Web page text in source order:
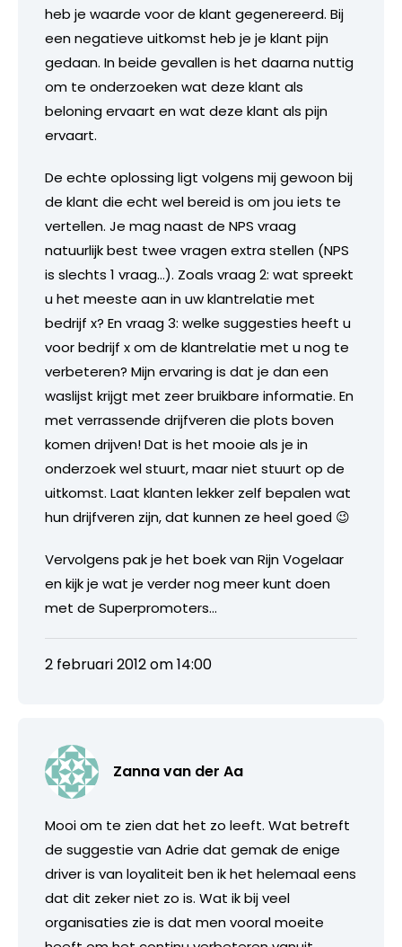
heb je waarde voor de klant gegenereerd. Bij
een negatieve uitkomst heb je je klant pijn
gedaan. In beide gevallen is het daarna nuttig
om te onderzoeken wat deze klant als
beloning ervaart en wat deze klant als pijn
ervaart.
De echte oplossing ligt volgens mij gewoon bij
de klant die echt wel bereid is om jou iets te
vertellen. Je mag naast de NPS vraag
natuurlijk best twee vragen extra stellen (NPS
is slechts 1 vraag…). Zoals vraag 2: wat spreekt
u het meeste aan in uw klantrelatie met
bedrijf x? En vraag 3: welke suggesties heeft u
voor bedrijf x om de klantrelatie met u nog te
verbeteren? Mijn ervaring is dat je dan een
waslijst krijgt met zeer bruikbare informatie. En
met verrassende drijfveren die plots boven
komen drijven! Dat is het mooie als je in
onderzoek wel stuurt, maar niet stuurt op de
uitkomst. Laat klanten lekker zelf bepalen wat
hun drijfveren zijn, dat kunnen ze heel goed 😉
Vervolgens pak je het boek van Rijn Vogelaar
en kijk je wat je verder nog meer kunt doen
met de Superpromoters…
2 februari 2012 om 14:00
Zanna van der Aa
Mooi om te zien dat het zo leeft. Wat betreft
de suggestie van Adrie dat gemak de enige
driver is van loyaliteit ben ik het helemaal eens
dat dit zeker niet zo is. Wat ik bij veel
organisaties zie is dat men vooral moeite